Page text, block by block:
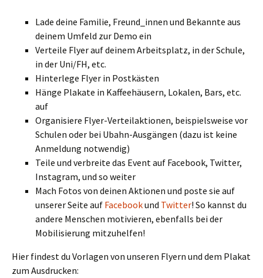
Lade deine Familie, Freund_innen und Bekannte aus
deinem Umfeld zur Demo ein
Verteile Flyer auf deinem Arbeitsplatz, in der Schule,
in der Uni/FH, etc.
Hinterlege Flyer in Postkästen
Hänge Plakate in Kaffeehäusern, Lokalen, Bars, etc.
auf
Organisiere Flyer-Verteilaktionen, beispielsweise vor
Schulen oder bei Ubahn-Ausgängen (dazu ist keine
Anmeldung notwendig)
Teile und verbreite das Event auf Facebook, Twitter,
Instagram, und so weiter
Mach Fotos von deinen Aktionen und poste sie auf
unserer Seite auf Facebookund Twitter! So kannst du
andere Menschen motivieren, ebenfalls bei der
Mobilisierung mitzuhelfen!
Hier findest du Vorlagen von unseren Flyern und dem Plakat
zum Ausdrucken: